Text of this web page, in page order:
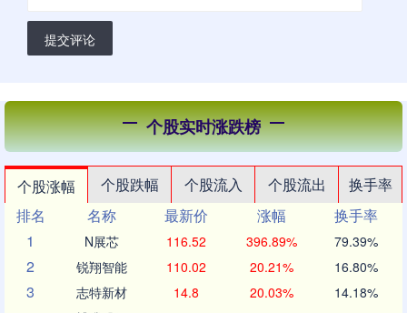
提交评论
个股实时涨跌榜
个股涨幅 个股跌幅 个股流入 个股流出
换手率
排名
名称 最新价 涨幅
换手率
1
N展芯 116.52 396.89% 79.39%
2 锐翔智能 110.02 20.21% 16.80%
3 志特新材 14.8 20.03% 14.18%